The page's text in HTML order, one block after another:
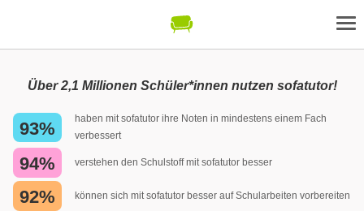
Über 2,1 Millionen Schüler*innen nutzen sofatutor!
93%
haben mit sofatutor ihre Noten in mindestens einem Fach
verbessert
94% verstehen den Schulstoff mit sofatutor besser
92% können sich mit sofatutor besser auf Schularbeiten vorbereiten